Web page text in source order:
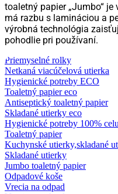
toaletný papier „Jumbo“ je
má razbu s lamináciou a
výrobná technológia
pohodlie pri používaní.
Priemyselné rolky
Netkaná viacúčelová utierka
Hygienické potreby ECO
Toaletný papier eco
Antiseptický toaletný papier
Skladané utierky eco
Hygienické potreby 100%
Toaletný papier
Kuchynské utierky,skladané
Skladané utierky
Jumbo toaletný papier
Odpadové koše
Vrecia na odpad